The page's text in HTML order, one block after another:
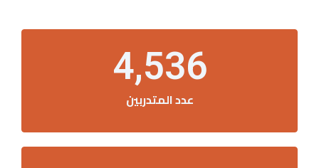
عدد المتدربين
4,536